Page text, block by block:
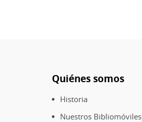
Quiénes somos
Historia
Nuestros Bibliomóviles